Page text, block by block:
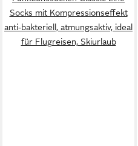
Socks mit Kompressionseffekt
anti-bakteriell, atmungsaktiv, ideal
für Flugreisen, Skiurlaub